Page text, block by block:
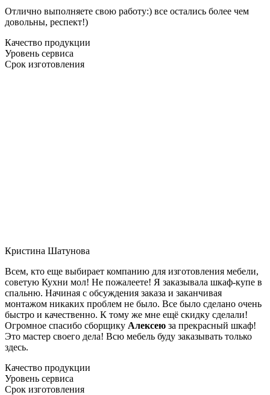
Отлично выполняете свою работу:) все остались более чем
довольны, респект!)
Качество продукции
Уровень сервиса
Срок изготовления
Кристина Шатунова
Всем, кто еще выбирает компанию для изготовления мебели,
советую Кухни мол! Не пожалеете! Я заказывала шкаф-купе в
спальню. Начиная с обсуждения заказа и заканчивая
монтажом никаких проблем не было. Все было сделано очень
быстро и качественно. К тому же мне ещё скидку сделали!
Огромное спасибо сборщику Алексею за прекрасный шкаф!
Это мастер своего дела! Всю мебель буду заказывать только
здесь.
Качество продукции
Уровень сервиса
Срок изготовления